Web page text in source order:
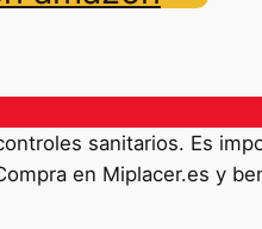
sanitarios. Es
en Miplacer.es y